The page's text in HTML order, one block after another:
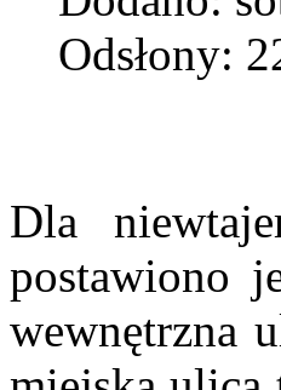
Odsłony:
Dla
postawiono
wewnętrzna